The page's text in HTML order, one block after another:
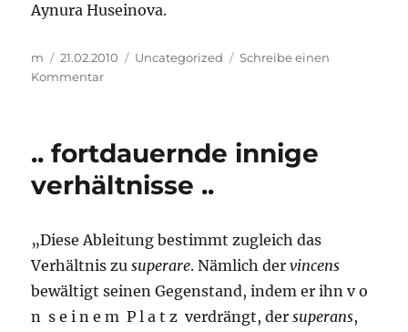
Aynura Huseinova.
Autor
m
Veröffentlicht
am
21.02.2010 Kategorien
Uncategorized
Schreibe einen
Kommentarzu
.. fortdauernde innige
verhältnisse ..
„Diese Ableitung bestimmt zugleich das
Verhältnis zusuperare. Nämlich dervincens
bewältigt seinen Gegenstand, indem er ihn v o
n s e i n e m P l a t z verdrängt, dersuperans,